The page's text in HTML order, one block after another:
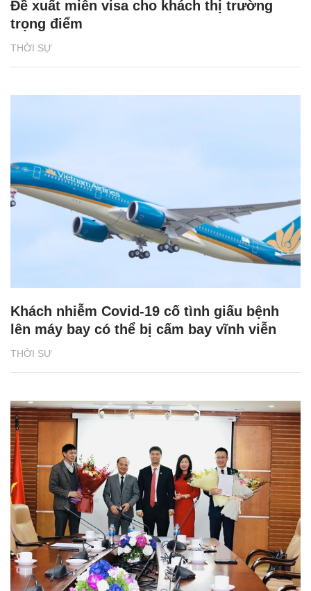
THỜI SỰ
Đề xuất miễn visa cho khách thị trường
trọng điểm
THỜI SỰ
Khách nhiễm Covid-19 cố tình giấu bệnh
lên máy bay có thể bị cấm bay vĩnh viễn